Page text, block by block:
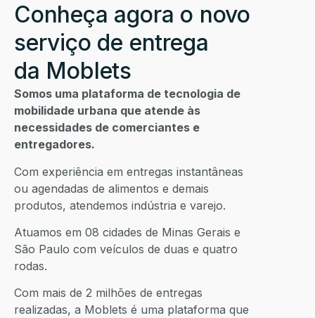
Conheça agora o novo
serviço de entrega
da Moblets
Somos uma plataforma de tecnologia de
mobilidade urbana que atende às
necessidades de comerciantes e
entregadores.
Com experiência em entregas instantâneas
ou agendadas de alimentos e demais
produtos, atendemos indústria e varejo.
Atuamos em 08 cidades de Minas Gerais e
São Paulo com veículos de duas e quatro
rodas.
Com mais de 2 milhões de entregas
realizadas, a Moblets é uma plataforma que